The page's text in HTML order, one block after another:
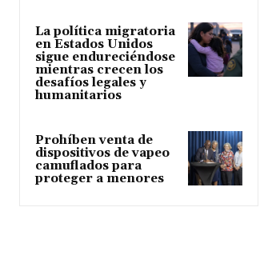
La política migratoria
en Estados Unidos
sigue endureciéndose
mientras crecen los
desafíos legales y
humanitarios
Prohíben venta de
dispositivos de vapeo
camuflados para
proteger a menores